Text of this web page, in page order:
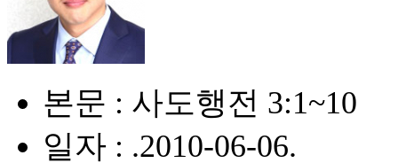
본문 : 사도행전 3:1~10
일자 : .2010-06-06.